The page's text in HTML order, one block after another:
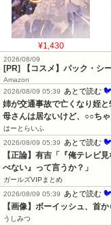
¥1,430
2026/08/09
[PR] 【コスメ】パック・シ
Amazon
2026/08/09 05:39
あとで読む
姉が交通事故で亡くなり姪
母さんは居ないけど、○○ち
はーとらいふ
2026/08/09 05:39
あとで読む
【正論】有吉「『俺テレビ
べない』って言うか？」
ガールズVIPまとめ
2026/08/09 05:39
あとで読む
【画像】ボーイッシュ、
うしみつ